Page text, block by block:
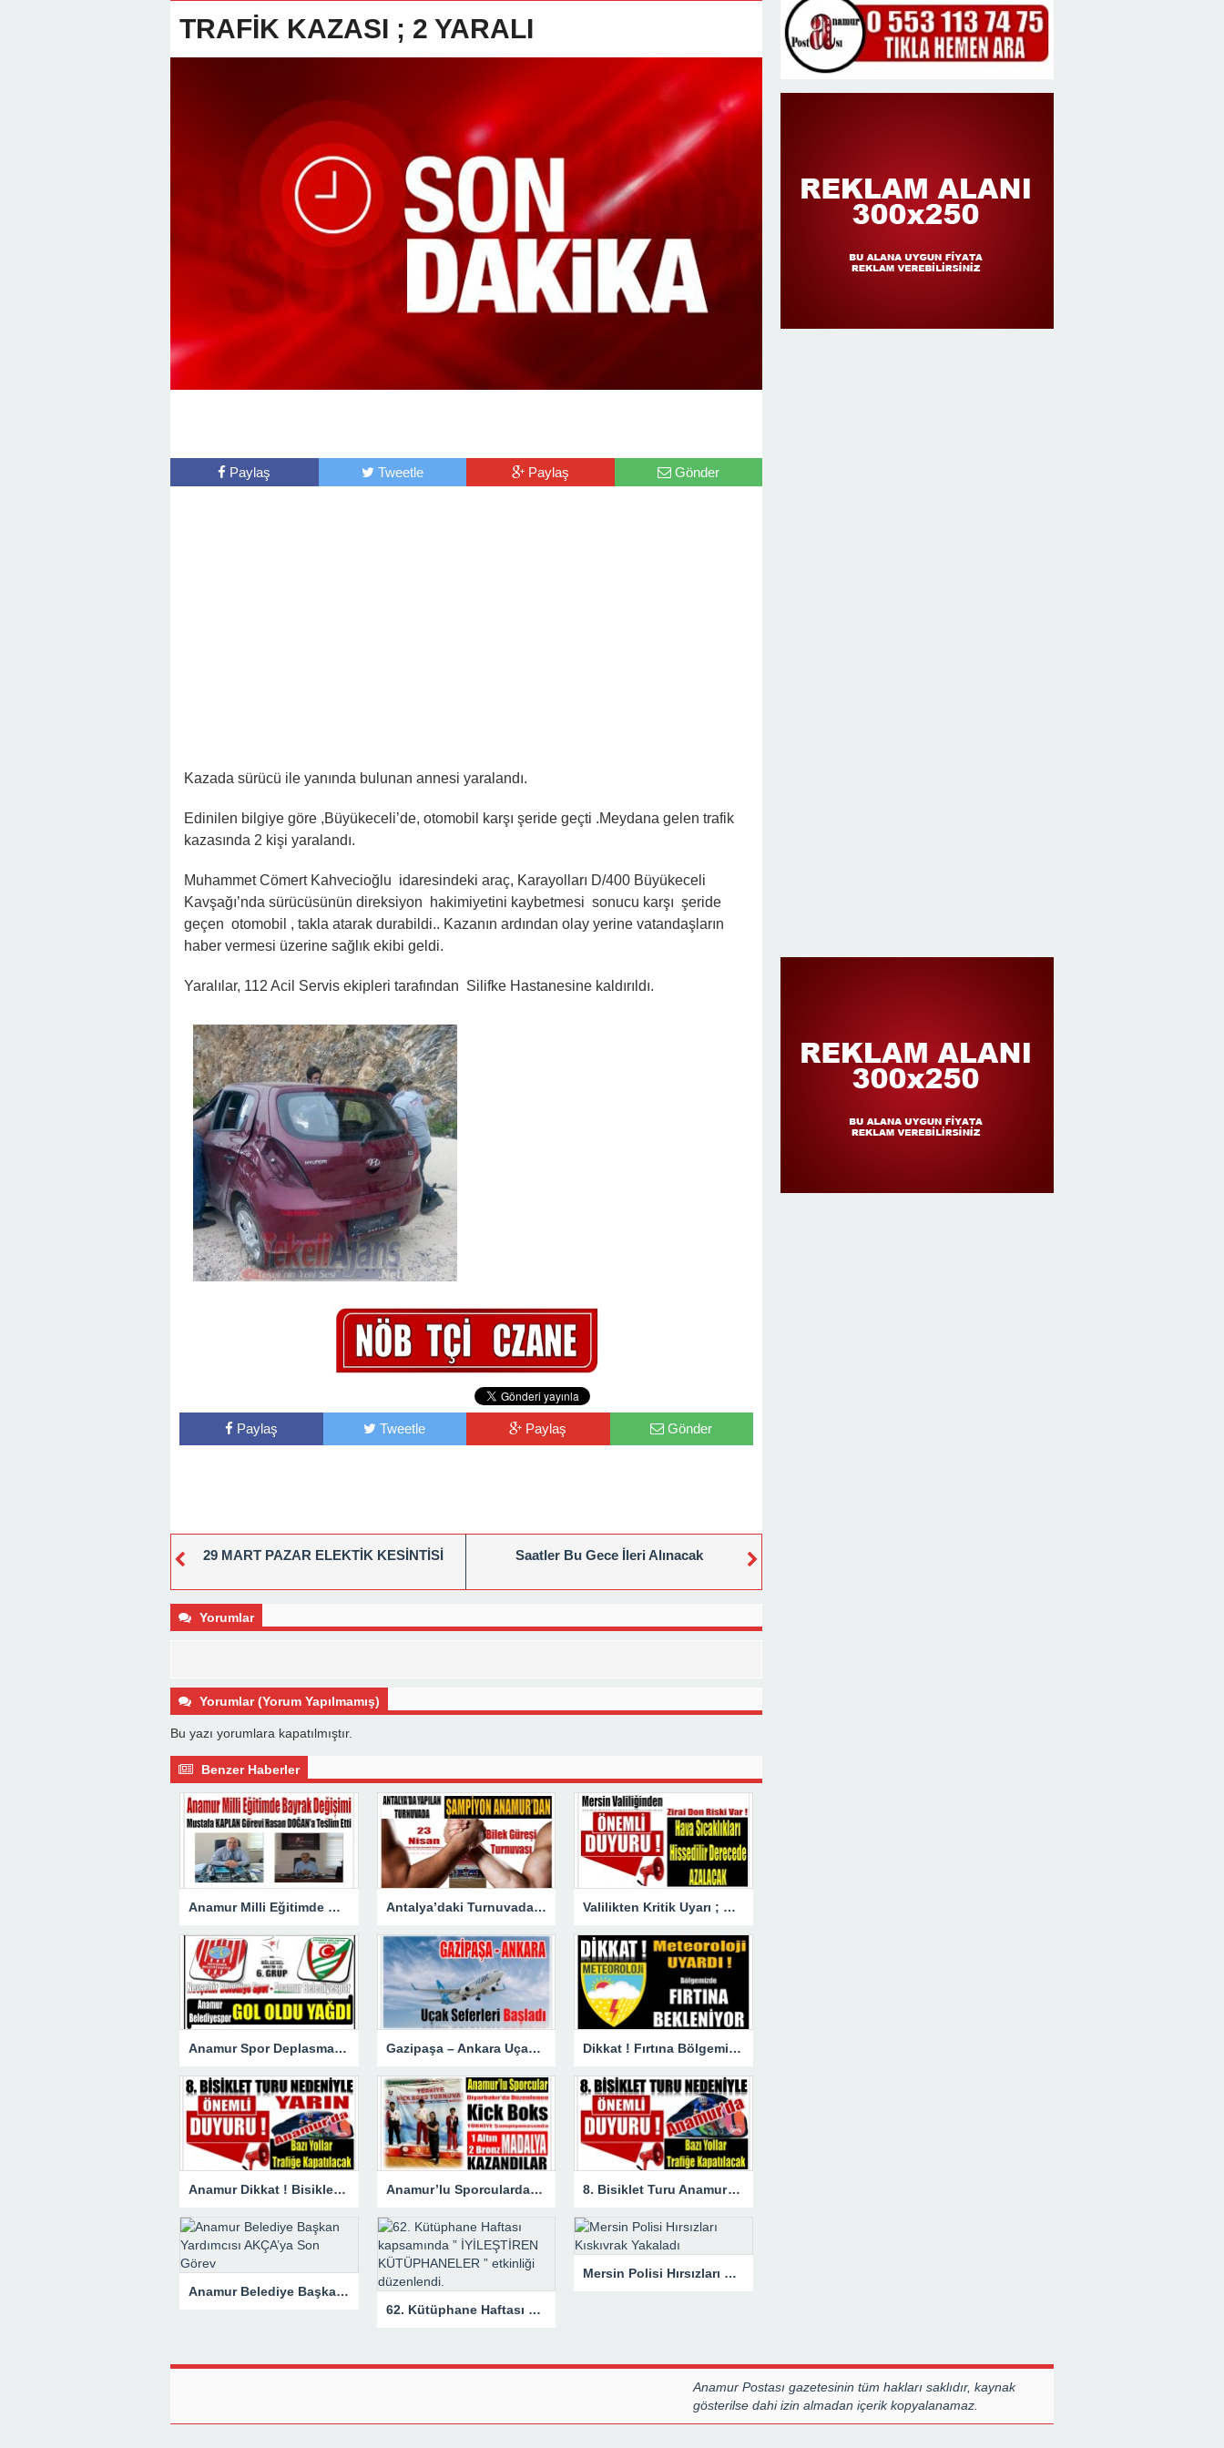
TRAFİK KAZASI ; 2 YARALI
Paylaş Tweetle Paylaş Gönder
Kazada sürücü ile yanında bulunan annesi yaralandı.
Edinilen bilgiye göre ,Büyükeceli’de, otomobil karşı şeride geçti .Meydana gelen trafik
kazasında 2 kişi yaralandı.
Muhammet Cömert Kahvecioğlu idaresindeki araç, Karayolları D/400 Büyükeceli
Kavşağı’nda sürücüsünün direksiyon hakimiyetini kaybetmesi sonucu karşı şeride
geçen otomobil , takla atarak durabildi.. Kazanın ardından olay yerine vatandaşların
haber vermesi üzerine sağlık ekibi geldi.
Yaralılar, 112 Acil Servis ekipleri tarafından Silifke Hastanesine kaldırıldı.
Paylaş Tweetle Paylaş Gönder
29 MART PAZAR ELEKTİK KESİNTİSİ Saatler Bu Gece İleri Alınacak
Yorumlar
Yorumlar (Yorum Yapılmamış)
Bu yazı yorumlara kapatılmıştır.
Benzer Haberler
Anamur Milli Eğitimde Görev Değişimi : Hasan DOĞAN Atandı Antalya’daki Turnuvada Şampiyon Anamur’dan Valilikten Kritik Uyarı ; Hava Sıcaklığı Hissedilir Derecede Azalacak!
Anamur Spor Deplasmanda Gol Oldu Yağdı! Gazipaşa – Ankara Uçak Seferleri Başladı Dikkat ! Fırtına Bölgemizde Etkili Olacak
Anamur Dikkat ! Bisiklet Yarışı Nedeniyle Bazı Yollar Kapanacak Anamur’lu Sporculardan Büyük Başarı ; 1 Altın 2 Bronz Madalya Kazandılar 8. Bisiklet Turu Anamur’dan Başlıyor. Bazı Yollar Trafiğe Kapatılacak
Anamur Belediye Başkan Yardımcısı AKÇA’ya Son Görev
62. Kütüphane Haftası kapsamında ” İYİLEŞTİREN KÜTÜPHANELER ” etkinliği düzenlendi.
Mersin Polisi Hırsızları Kıskıvrak Yakaladı
Anamur Postası gazetesinin tüm hakları saklıdır, kaynak
gösterilse dahi izin almadan içerik kopyalanamaz.